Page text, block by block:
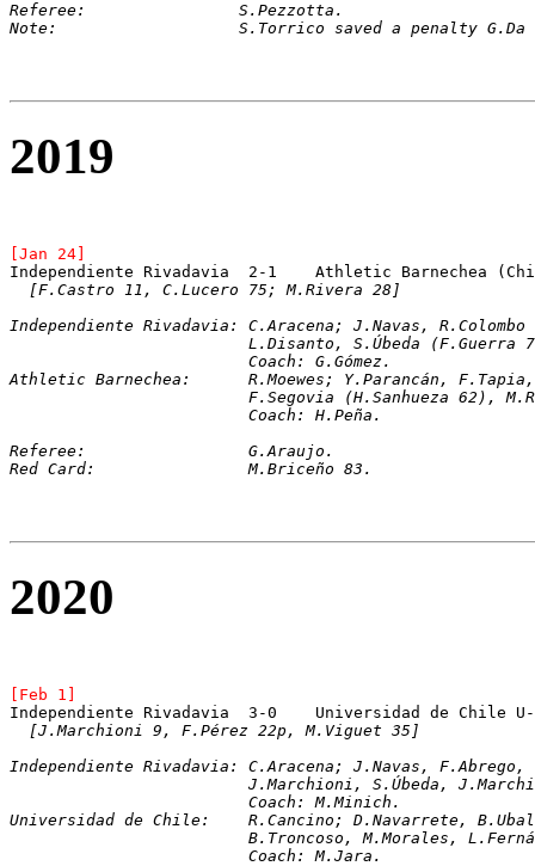
Referee:		S.Pezzotta.
Note:			S.Torrico saved a penalty
2019
[Jan 24]
Independiente Rivadavia	 2-1	Athletic
[F.Castro 11, C.Lucero 75; M.Rivera 28]
Independiente Rivadavia: C.Aracena; J.Navas,
L.Disanto, S.Úbeda
			 Coach: G.Gómez.
Athletic Barnechea:	 R.Moewes;
F.Segovia (H.Sanhueza 62),
			 Coach: H.Peña.
Referee: 		 G.Araujo.
Red Card: 		 M.Briceño 83.
2020
[Feb 1]
Independiente Rivadavia	 3-0	Universidad de Chile
[J.Marchioni 9, F.Pérez 22p, M.Viguet 35]
Independiente Rivadavia: C.Aracena; J.Navas,
J.Marchioni, S.Úbeda,
			 Coach: M.Minich.
Universidad de Chile:	 R.Cancino;
B.Troncoso, M.Morales,
			 Coach: M.Jara.